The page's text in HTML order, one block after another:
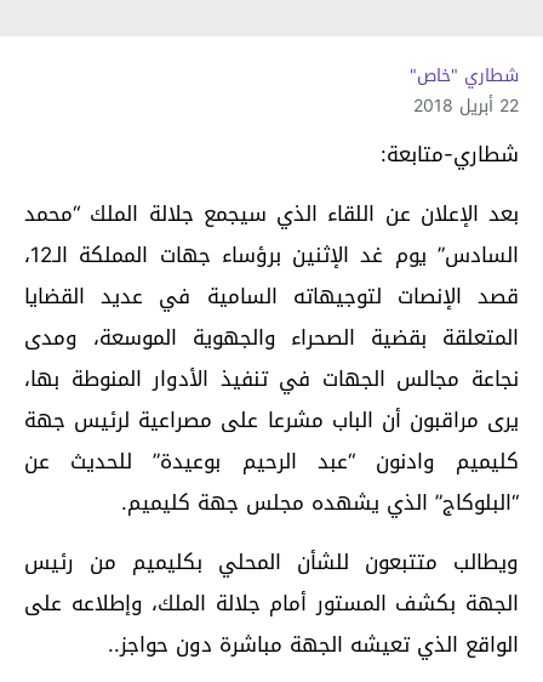
شطاري "خاص"
22 أبريل 2018
شطاري-متابعة:
بعد الإعلان عن اللقاء الذي سيجمع جلالة الملك “محمد
السادس” يوم غد الإثنين برؤساء جهات المملكة الـ12،
قصد الإنصات لتوجيهاته السامية في عديد القضايا
المتعلقة بقضية الصحراء والجهوية الموسعة، ومدى
نجاعة مجالس الجهات في تنفيذ الأدوار المنوطة بها،
يرى مراقبون أن الباب مشرعا على مصراعية لرئيس جهة
كليميم وادنون “عبد الرحيم بوعيدة” للحديث عن
“البلوكاج” الذي يشهده مجلس جهة كليميم.
ويطالب متتبعون للشأن المحلي بكليميم من رئيس
الجهة بكشف المستور أمام جلالة الملك، وإطلاعه على
الواقع الذي تعيشه الجهة مباشرة دون حواجز..